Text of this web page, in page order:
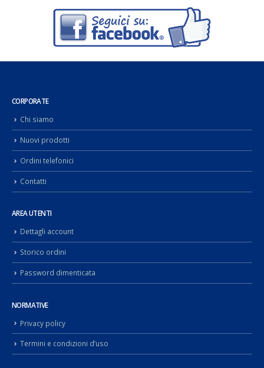
CORPORATE
Chi siamo
Nuovi prodotti
Ordini telefonici
Contatti
AREA UTENTI
Dettagli account
Storico ordini
Password dimenticata
NORMATIVE
Privacy policy
Termini e condizioni d’uso